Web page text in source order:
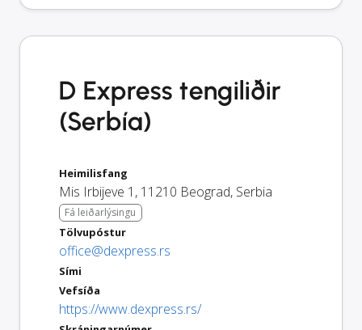
D Express tengiliðir
(Serbía)
Heimilisfang
Mis Irbijeve 1 , 11210 Beograd, Serbia
Fá leiðarlýsingu
Tölvupóstur
office@dexpress.rs
Sími
Vefsíða
https://www.dexpress.rs/